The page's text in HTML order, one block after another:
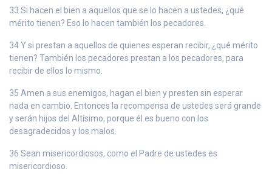
33 Si hacen el bien a aquellos que se lo hacen a ustedes, ¿qué
mérito tienen? Eso lo hacen también los pecadores.
34 Y si prestan a aquellos de quienes esperan recibir, ¿qué mérito
tienen? También los pecadores prestan a los pecadores, para
recibir de ellos lo mismo.
35 Amen a sus enemigos, hagan el bien y presten sin esperar
nada en cambio. Entonces la recompensa de ustedes será grande
y serán hijos del Altísimo, porque él es bueno con los
desagradecidos y los malos.
36 Sean misericordiosos, como el Padre de ustedes es
misericordioso.